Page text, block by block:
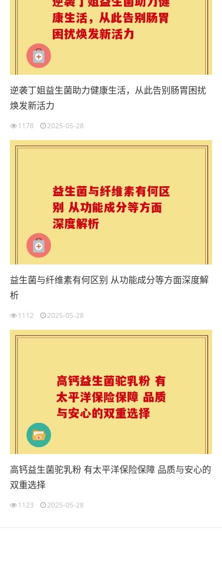
逆袭丁姐益生菌助力健康生活，从此告别肠胃困扰
焕发新活力
1178 2025-05-28
益生菌与纤维素有何区别 从功能成分等方面深度解
析
1112 2025-05-28
高钙益生菌驼乳粉 有太平洋保险保障 品质与安心的
双重选择
1123 2025-05-28